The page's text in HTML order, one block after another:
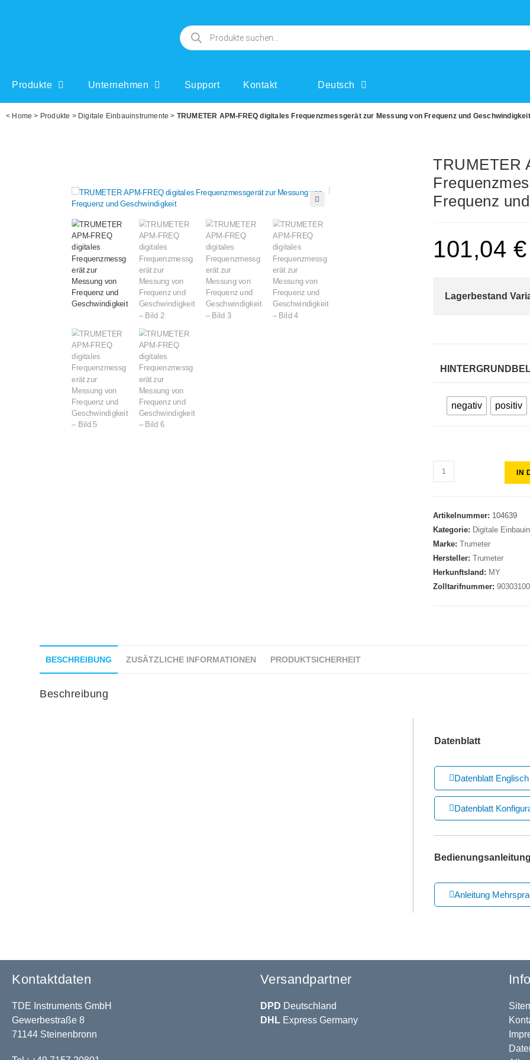
Produkte Unternehmen Support Kontakt Deutsch
< Home > Produkte > Digitale Einbauinstrumente > TRUMETER APM-FREQ digitales Frequenzmessgerät zur Messung von Frequenz und Geschwindigkeit
TRUMETER
Frequenz
101,04 €
Lagerbestand
negativ positiv
IN
Artikelnummer: 104639
Kategorie: Digitale
Marke:Trumeter
Hersteller:Trumeter
Herkunftsland: MY
Zolltarifnummer:90303100
BESCHREIBUNG ZUSÄTZLICHE INFORMATIONEN PRODUKTSICHERHEIT
Beschreibung
Datenblatt
Datenblatt Englisch
Datenblatt
Anleitung
Kontaktdaten
TDE Instruments GmbH
Gewerbestraße 8
71144 Steinenbronn
Versandpartner
DPD Deutschland
DHLExpress Germany